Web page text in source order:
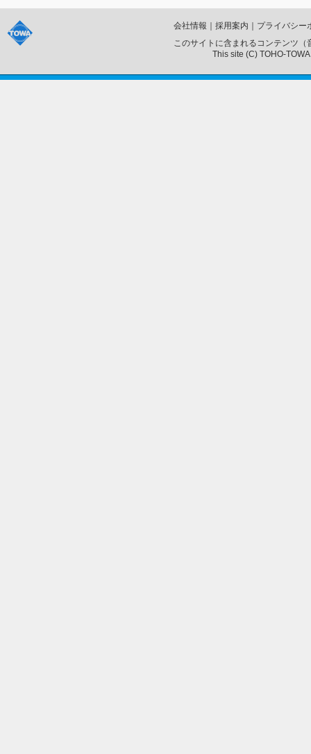
会社情報 採用案内
プライバシー
このサイトに含まれるコンテンツ
This site (C) TOHO-